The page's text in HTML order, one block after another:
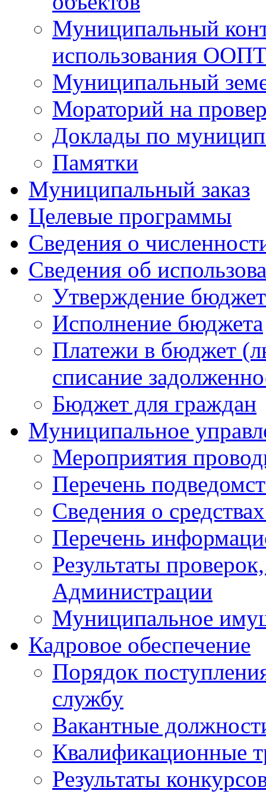
Муниципальный
использования
Муниципальный
Мораторий на
Доклады по
Памятки
Муниципальный заказ
Целевые программы
Сведения о
Сведения об
Утверждение
Исполнение бюджета
Платежи в бюджет
списание
Бюджет для граждан
Муниципальное
Мероприятия
Перечень
Сведения о
Перечень
Результаты
Администрации
Муниципальное
Кадровое обеспечение
Порядок
службу
Вакантные
Квалификационные
Результаты